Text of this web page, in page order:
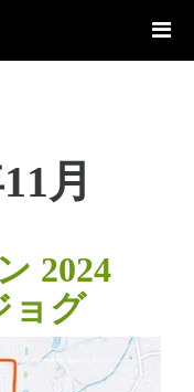
月
2024
ョグ